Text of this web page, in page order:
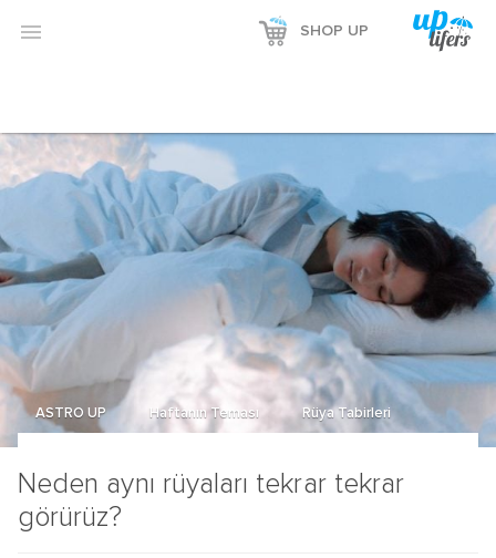
Reklamı Göster
Reklamı Gizle
 SHOP UP
Neden aynı rüyaları tekrar tekrar
görürüz?
ASTRO UP Haftanın Teması Rüya Tabirleri